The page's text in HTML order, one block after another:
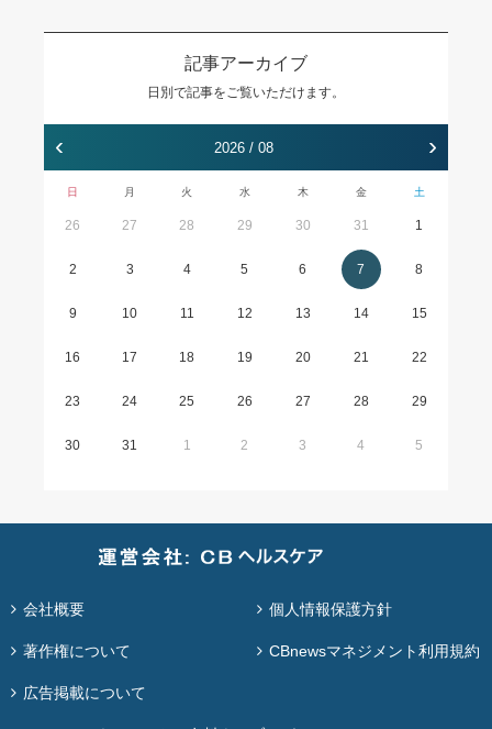
記事アーカイブ
日別で記事をご覧いただけます。
‹ 2026 / 08 ›
日 月 火 水 木 金 土
26 27 28 29 30 31 1
2 3 4 5 6 7 8
9 10 11 12 13 14 15
16 17 18 19 20 21 22
23 24 25 26 27 28 29
30 31 1 2 3 4 5
会社概要 個人情報保護方針
著作権について CBnewsマネジメント利用規約
広告掲載について